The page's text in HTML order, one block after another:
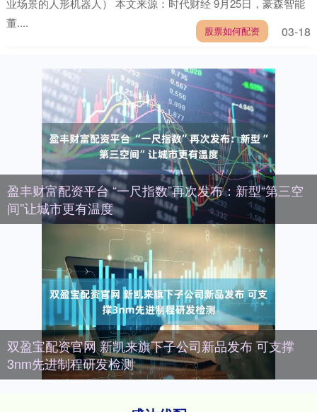
03-18
业场景的人形机器人） 本文来源：时代财经 9月25日，豪森智能
董....
股票如何配资
盈丰财富配资平台 “一尺指数”再次发布：新型“第三空
间”让城市更有温度
双盈宝配资官网 新凯来旗下子公司新品发布 可支撑
3nm先进制程研发检测